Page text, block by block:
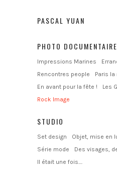
PASCAL YUAN
PHOTO DOCUMENTAIRE
Impressions Marines
Rencontres people
Paris
En avant pour la fête !
Les
Rock Image
STUDIO
Set design Objet, mise en
Série mode
Des visages,
Il était une fois....